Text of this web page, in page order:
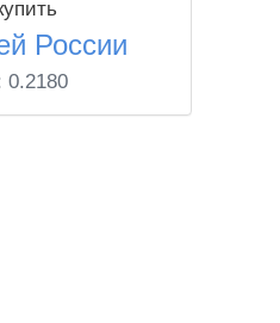
России
0.2180